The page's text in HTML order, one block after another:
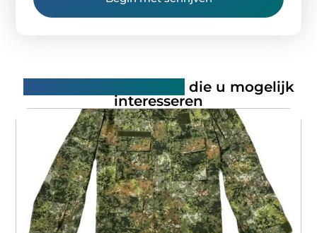
die u mogelijk
interesseren